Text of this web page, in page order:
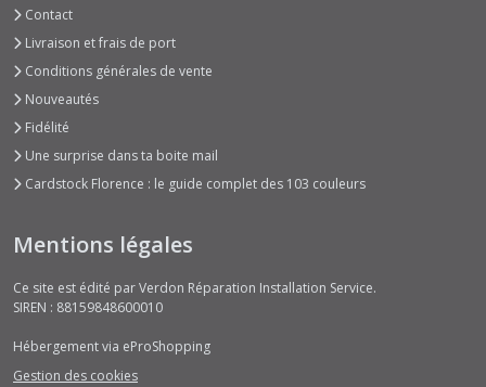
Contact
Livraison et frais de port
Conditions générales de vente
Nouveautés
Fidélité
Une surprise dans ta boite mail
Cardstock Florence : le guide complet des 103 couleurs
Mentions légales
Ce site est édité par Verdon Réparation Installation Service.
SIREN : 88159848600010
Hébergement via eProShopping
Gestion des cookies